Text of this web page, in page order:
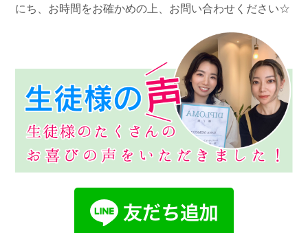
にち、お時間をお確かめの上、お問い合わせください☆